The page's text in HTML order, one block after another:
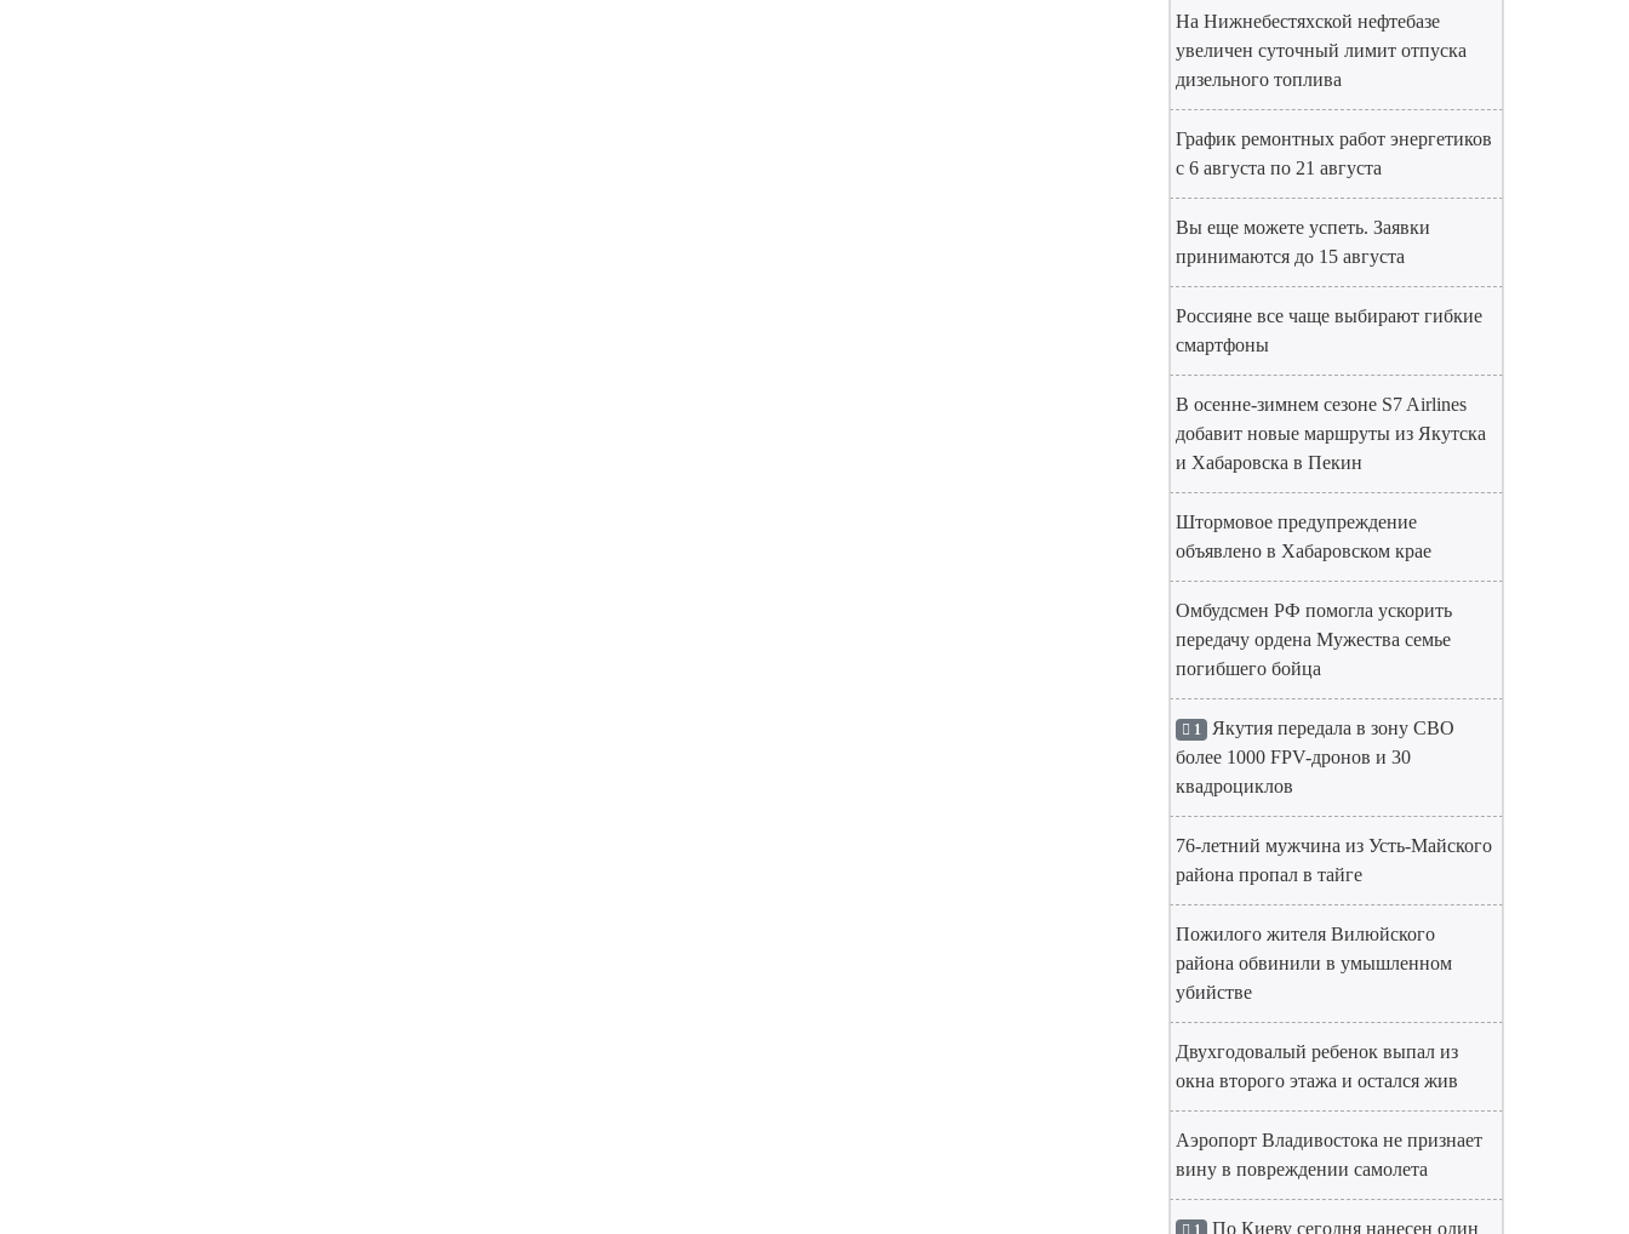
На Нижнебестяхской нефтебазе
увеличен суточный лимит отпуска
дизельного топлива
График ремонтных работ энергетиков
с 6 августа по 21 августа
Вы еще можете успеть. Заявки
принимаются до 15 августа
Россияне все чаще выбирают гибкие
смартфоны
В осенне-зимнем сезоне S7 Airlines
добавит новые маршруты из Якутска
и Хабаровска в Пекин
Штормовое предупреждение
объявлено в Хабаровском крае
Омбудсмен РФ помогла ускорить
передачу ордена Мужества семье
погибшего бойца
1 Якутия передала в зону СВО
более 1000 FPV-дронов и 30
квадроциклов
76-летний мужчина из Усть-Майского
района пропал в тайге
Пожилого жителя Вилюйского
района обвинили в умышленном
убийстве
Двухгодовалый ребенок выпал из
окна второго этажа и остался жив
Аэропорт Владивостока не признает
вину в повреждении самолета
По Киеву сегодня нанесен один